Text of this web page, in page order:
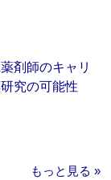
剤師のキャリ
研究の可能性
もっと見る »